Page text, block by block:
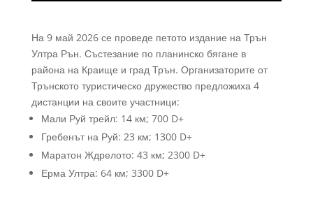
На 9 май 2026 се проведе петото издание на Трън
Ултра Рън. Състезание по планинско бягане в
района на Краище и град Трън. Организаторите от
Трънското туристическо дружество предложиха 4
дистанции на своите участници:
Мали Руй трейл: 14 км; 700 D+
Гребенът на Руй: 23 км; 1300 D+
Маратон Ждрелото: 43 км; 2300 D+
Ерма Ултра: 64 км; 3300 D+